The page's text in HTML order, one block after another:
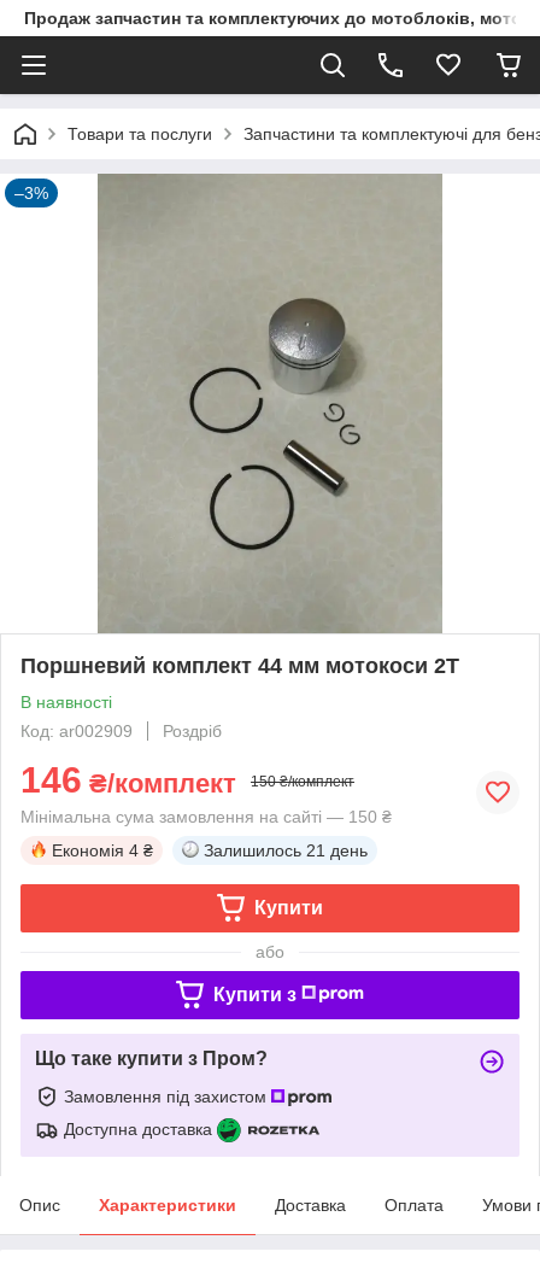
Продаж запчастин та комплектуючих до мотоблоків,
Товари та послуги Запчастини та комплектуючі для
–3%
Поршневий комплект 44 мм мотокоси 2Т
В наявності
Код: ar002909
Роздріб
146 ₴/комплект 150 ₴/комплект
Мінімальна сума замовлення на сайті — 150 ₴
Економія 4 ₴ Залишилось 21 день
Купити
або
Купити з
Що таке купити з Пром?
Замовлення під захистом
Доступна доставка
Опис Характеристики Доставка Оплата Умови